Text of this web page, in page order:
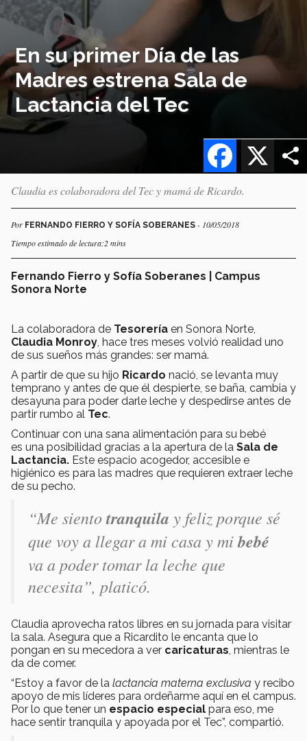
En su primer Día de las
Madres estrena Sala de
Lactancia del Tec
X
Facebook
Claudia es colaboradora del Tec y mamá de Ricardo.
Por FERNANDO FIERRO Y SOFÍA SOBERANES - 10/05/2018
Tiempo estimado de lectura:2 mins
Fernando Fierro y Sofía Soberanes | Campus
Sonora Norte
La colaboradora de Tesorería en Sonora Norte,
Claudia Monroy , hace tres meses volvió realidad uno
de sus sueños más grandes: ser mamá.
A partir de que su hijo Ricardo nació, se levanta muy
temprano y antes de que él despierte, se baña, cambia y
desayuna para poder darle leche y despedirse antes de
partir rumbo al Tec.
Continuar con una sana alimentación para su bebé
es una posibilidad gracias a la apertura de la Sala de
Lactancia. Este espacio acogedor, accesible e
higiénico es para las madres que requieren extraer leche
de su pecho.
“Me sientotranquila y feliz porque sé
que voy a llegar a mi casa y mibebé
va a poder tomar la leche que
necesita”, platicó.
Claudia aprovecha ratos libres en su jornada para visitar
la sala. Asegura que a Ricardito le encanta que lo
pongan en su mecedora a ver caricaturas , mientras le
da de comer.
“Estoy a favor de la lactancia materna exclusiva y recibo
apoyo de mis líderes para ordeñarme aquí en el campus.
Por lo que tener un espacio especial para eso, me
hace sentir tranquila y apoyada por el Tec”, compartió.